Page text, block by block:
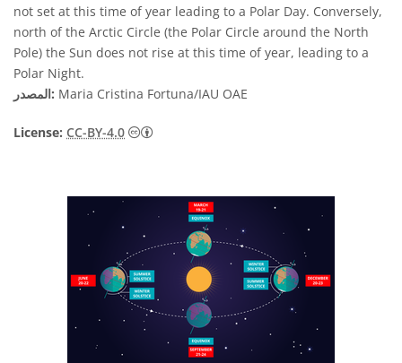
not set at this time of year leading to a Polar Day. Conversely,
north of the Arctic Circle (the Polar Circle around the North
Pole) the Sun does not rise at this time of year, leading to a
Polar Night.
المصدر: Maria Cristina Fortuna/IAU OAE
License: CC-BY-4.0